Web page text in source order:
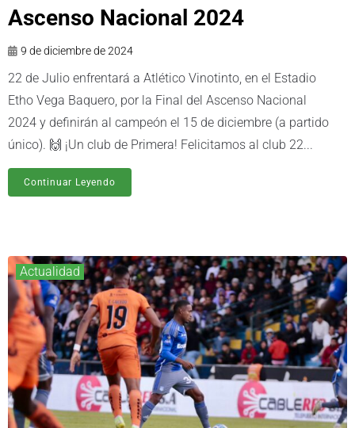
Ascenso Nacional 2024
9 de diciembre de 2024
22 de Julio enfrentará a Atlético Vinotinto, en el Estadio
Etho Vega Baquero, por la Final del Ascenso Nacional
2024 y definirán al campeón el 15 de diciembre (a partido
único). 🙌 ¡Un club de Primera! Felicitamos al club 22...
Continuar Leyendo
Actualidad